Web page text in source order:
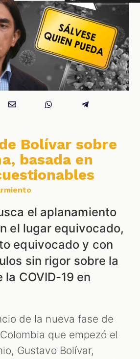
Bolívar sobre
basada en
el aplanamiento
el lugar equivocado,
equivocado y con
sin rigor sobre la
COVID-19 en
de la nueva fase de
que empezó el
Gustavo Bolívar,